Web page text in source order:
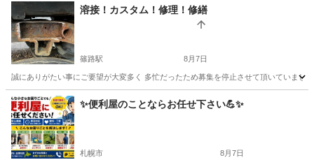
溶接！カスタム！修理！修繕
篠路駅 8月7日
誠にありがたい事にご要望が大変多く 多忙だったため募集を停止させて頂いていまし
北海道 札幌市 篠路駅 便利屋
✨️便利屋のことならお任せ下さい💪✨️
札幌市 8月7日